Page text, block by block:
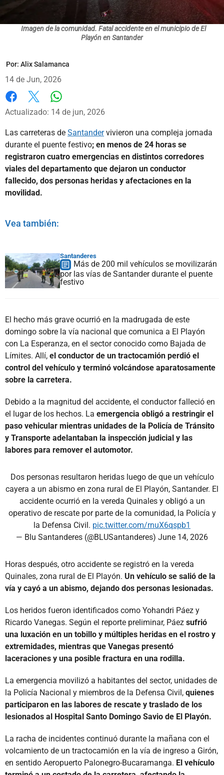
Imagen de la comunidad. Fatal accidente en el municipio de El
Playón en Santander
Por: Alix Salamanca
14 de Jun, 2026
Facebook
X
Actualizado: 14 de jun, 2026
Las carreteras de Santandervivieron una compleja jornada
durante el puente festivo; en menos de 24 horas se
registraron cuatro emergencias en distintos corredores
viales del departamento que dejaron un conductor
fallecido, dos personas heridas y afectaciones en la
movilidad.
Vea también:
Santanderes
Más de 200 mil vehículos se movilizarán
por las vías de Santander durante el puente
festivo
El hecho más grave ocurrió en la madrugada de este
domingo sobre la vía nacional que comunica a El Playón
con La Esperanza, en el sector conocido como Bajada de
Límites. Allí, el conductor de un tractocamión perdió el
control del vehículo y terminó volcándose aparatosamente
sobre la carretera.
Debido a la magnitud del accidente, el conductor falleció en
el lugar de los hechos. La emergencia obligó a restringir el
paso vehicular mientras unidades de la Policía de Tránsito
y Transporte adelantaban la inspección judicial y las
labores para remover el automotor.
Dos personas resultaron heridas luego de que un vehículo
cayera a un abismo en zona rural de El Playón, Santander. El
accidente ocurrió en la vereda Quinales y obligó a un
operativo de rescate por parte de la comunidad, la Policía y
la Defensa Civil. pic.twitter.com/rnuX6qspb1
— Blu Santanderes (@BLUSantanderes) June 14, 2026
Horas después, otro accidente se registró en la vereda
Quinales, zona rural de El Playón. Un vehículo se salió de la
vía y cayó a un abismo, dejando dos personas lesionadas.
Los heridos fueron identificados como Yohandri Páez y
Ricardo Vanegas. Según el reporte preliminar, Páez sufrió
una luxación en un tobillo y múltiples heridas en el rostro y
extremidades, mientras que Vanegas presentó
laceraciones y una posible fractura en una rodilla.
La emergencia movilizó a habitantes del sector, unidades de
la Policía Nacional y miembros de la Defensa Civil, quienes
participaron en las labores de rescate y traslado de los
lesionados al Hospital Santo Domingo Savio de El Playón.
La racha de incidentes continuó durante la mañana con el
volcamiento de un tractocamión en la vía de ingreso a Girón,
en sentido Aeropuerto Palonegro-Bucaramanga. El vehículo